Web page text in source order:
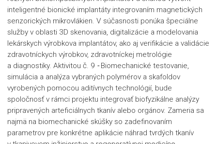
inteligentné bionické implantáty integrovaním magnetických
senzorických mikrovlákien. V súčasnosti ponúka špeciálne
služby v oblasti 3D skenovania, digitalizácie a modelovania
lekárskych výrobkova implantátov, ako aj verifikácie a validácie
zdravotníckych výrobkov, zdravotníckej metrológie
a diagnostiky. Aktivitou č. 9 - Biomechanické testovanie,
simulácia a analýza vybraných polymérov a skafoldov
vyrobených pomocou aditívnych technológií, bude
spoločnosť v rámci projektu integrovať biofyzikálne analýzy
pripravených arteficiálnych tkanív alebo orgánov. Zameria sa
najmä na biomechanické skúšky so zadefinovaním
parametrov pre konkrétne aplikácie náhrad tvrdých tkanív